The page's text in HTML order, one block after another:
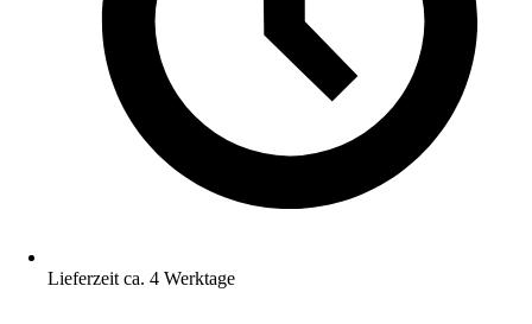
Lieferzeit ca. 4 Werktage